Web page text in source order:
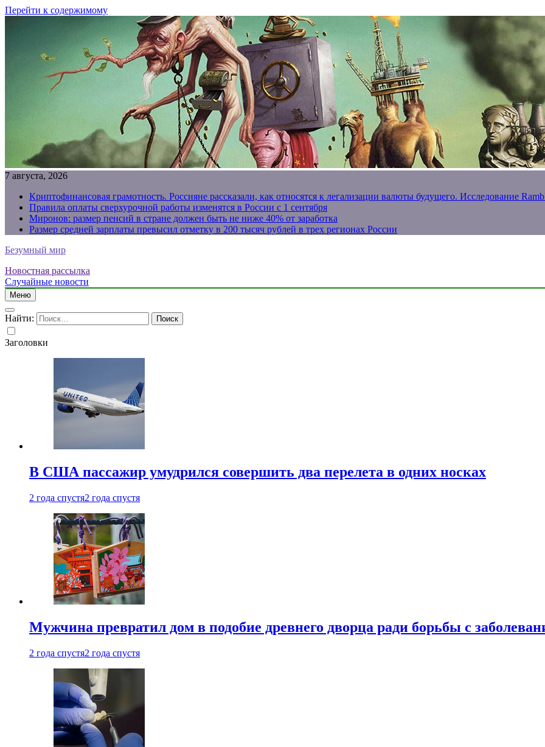
Перейти к содержимому
7 августа, 2026
Криптофинансовая грамотность. Россияне рассказали, как относятся к легализации валюты будущего. Исследование
Правила оплаты сверхурочной работы изменятся в России с 1 сентября
Миронов: размер пенсий в стране должен быть не ниже 40% от заработка
Размер средней зарплаты превысил отметку в 200 тысяч рублей в трех регионах России
Безумный мир
Новостная рассылка
Случайные новости
Меню
Найти:
Заголовки
В США пассажир умудрился совершить два перелета в одних носках
2 года спустя2 года спустя
Мужчина превратил дом в подобие древнего дворца ради борьбы с
2 года спустя2 года спустя